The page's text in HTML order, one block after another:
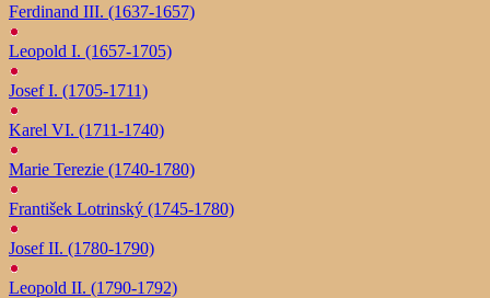
Ferdinand III. (1637-1657)
Leopold I. (1657-1705)
Josef I. (1705-1711)
Karel VI. (1711-1740)
Marie Terezie (1740-1780)
František Lotrinský (1745-1780)
Josef II. (1780-1790)
Leopold II. (1790-1792)